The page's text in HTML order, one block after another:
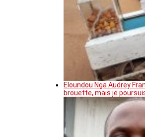
Eloundou Nga Audrey
brouette, mais je